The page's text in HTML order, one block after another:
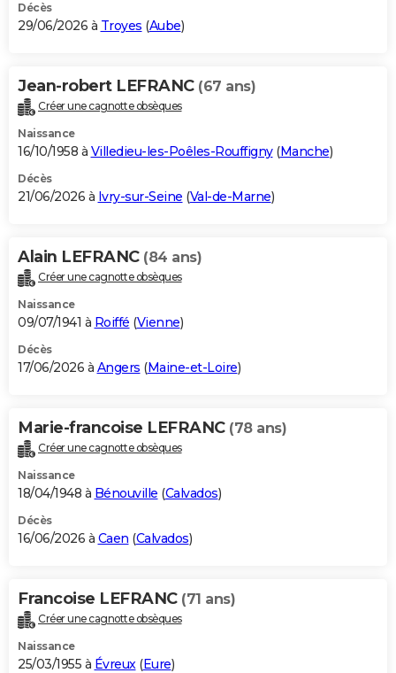
Décès
29/06/2026 à Troyes (Aube)
Jean-robert LEFRANC (67 ans)
Créer une cagnotte obsèques
Naissance
16/10/1958 à Villedieu-les-Poêles-Rouffigny(Manche)
Décès
21/06/2026 à Ivry-sur-Seine (Val-de-Marne)
Alain LEFRANC (84 ans)
Créer une cagnotte obsèques
Naissance
09/07/1941 à Roiffé (Vienne)
Décès
17/06/2026 à Angers (Maine-et-Loire)
Marie-francoise LEFRANC (78 ans)
Créer une cagnotte obsèques
Naissance
18/04/1948 à Bénouville (Calvados)
Décès
16/06/2026 à Caen (Calvados)
Francoise LEFRANC (71 ans)
Créer une cagnotte obsèques
Naissance
25/03/1955 à Évreux(Eure)